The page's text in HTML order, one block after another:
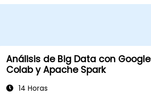
Análisis de Big Data con Google
Colab y Apache Spark
14 Horas